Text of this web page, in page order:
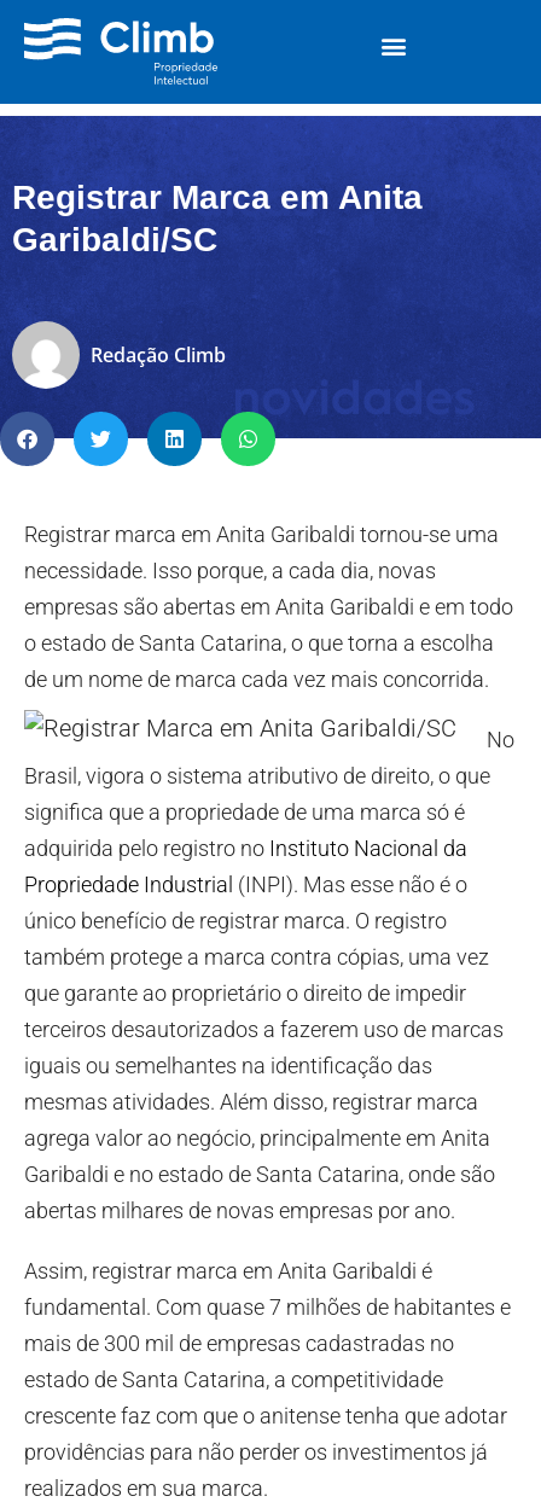
Registrar Marca em Anita
Garibaldi/SC
Redação Climb
Registrar marca em Anita Garibaldi tornou-se uma
necessidade. Isso porque, a cada dia, novas
empresas são abertas em Anita Garibaldi e em todo
o estado de Santa Catarina, o que torna a escolha
de um nome de marca cada vez mais concorrida.
No
Brasil, vigora o sistema atributivo de direito, o que
significa que a propriedade de uma marca só é
adquirida pelo registro no Instituto Nacional da
Propriedade Industrial (INPI). Mas esse não é o
único benefício de registrar marca. O registro
também protege a marca contra cópias, uma vez
que garante ao proprietário o direito de impedir
terceiros desautorizados a fazerem uso de marcas
iguais ou semelhantes na identificação das
mesmas atividades. Além disso, registrar marca
agrega valor ao negócio, principalmente em Anita
Garibaldi e no estado de Santa Catarina, onde são
abertas milhares de novas empresas por ano.
Assim, registrar marca em Anita Garibaldi é
fundamental. Com quase 7 milhões de habitantes e
mais de 300 mil de empresas cadastradas no
estado de Santa Catarina, a competitividade
crescente faz com que o anitense tenha que adotar
providências para não perder os investimentos já
realizados em sua marca.